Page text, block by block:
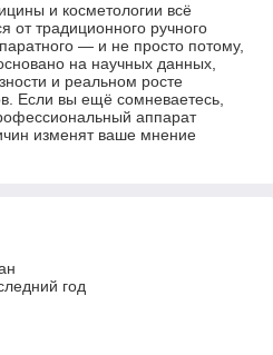
и косметологии всё
от традиционного ручного
— и не просто потому,
на научных данных,
и реальном росте
Если вы ещё сомневаетесь,
аппарат
изменят ваше мнение
год